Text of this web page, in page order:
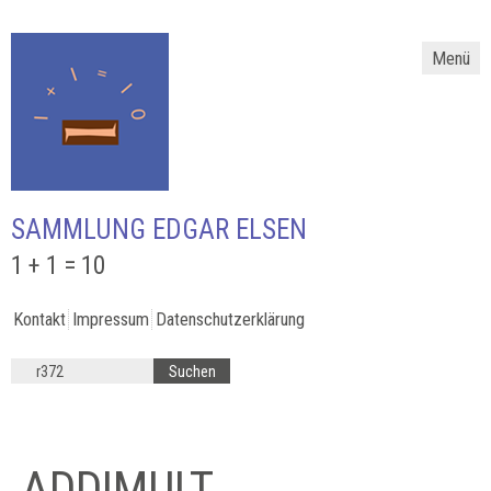
Menü
SAMMLUNG EDGAR ELSEN
1 + 1 = 10
Kontakt Impressum Datenschutzerklärung